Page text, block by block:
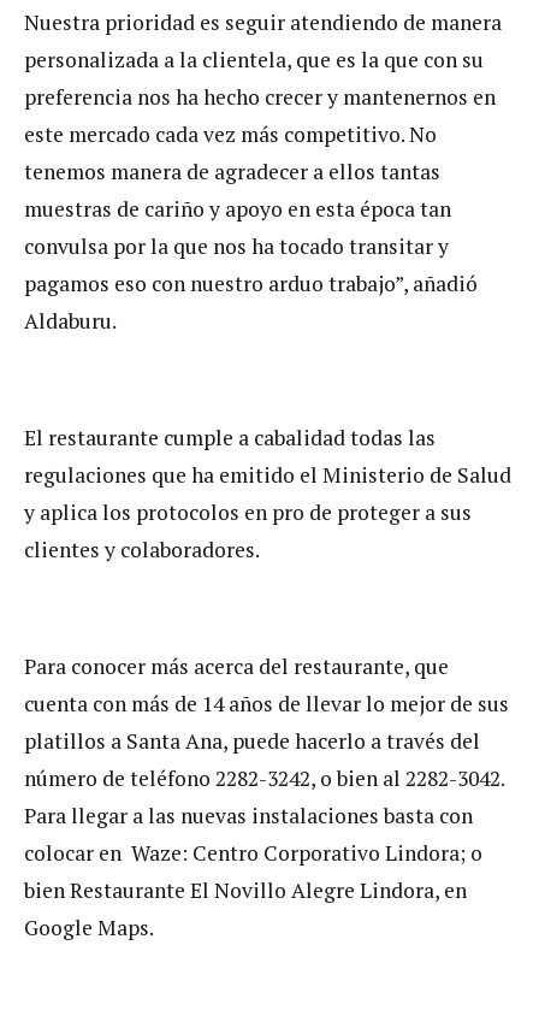
Nuestra prioridad es seguir atendiendo de manera
personalizada a la clientela, que es la que con su
preferencia nos ha hecho crecer y mantenernos en
este mercado cada vez más competitivo. No
tenemos manera de agradecer a ellos tantas
muestras de cariño y apoyo en esta época tan
convulsa por la que nos ha tocado transitar y
pagamos eso con nuestro arduo trabajo”, añadió
Aldaburu.
El restaurante cumple a cabalidad todas las
regulaciones que ha emitido el Ministerio de Salud
y aplica los protocolos en pro de proteger a sus
clientes y colaboradores.
Para conocer más acerca del restaurante, que
cuenta con más de 14 años de llevar lo mejor de sus
platillos a Santa Ana, puede hacerlo a través del
número de teléfono 2282-3242, o bien al 2282-3042.
Para llegar a las nuevas instalaciones basta con
colocar en Waze: Centro Corporativo Lindora; o
bien Restaurante El Novillo Alegre Lindora, en
Google Maps.